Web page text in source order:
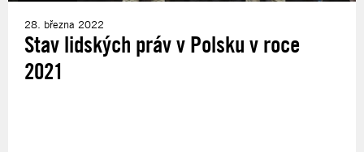
28. března 2022
Stav lidských práv v Polsku v roce
2021